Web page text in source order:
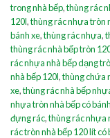
trong nhà bếp,thùng rác
120l,thùng rác nhựa tròn
bánh xe,thùng rác nhựa,
thùng rác nhà bếp tròn
rác nhựa nhà bếp dạng
nhà bếp 120l,thùng chứa
xe,thùng rác nhà bếp
nhựa tròn nhà bếp có
đựng rác,thùng rác nhựa
rác tròn nhà bếp 120 lít có